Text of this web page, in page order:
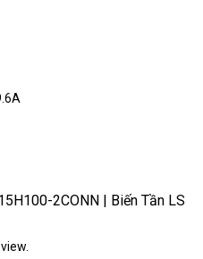
2CONN | Biến Tần LS